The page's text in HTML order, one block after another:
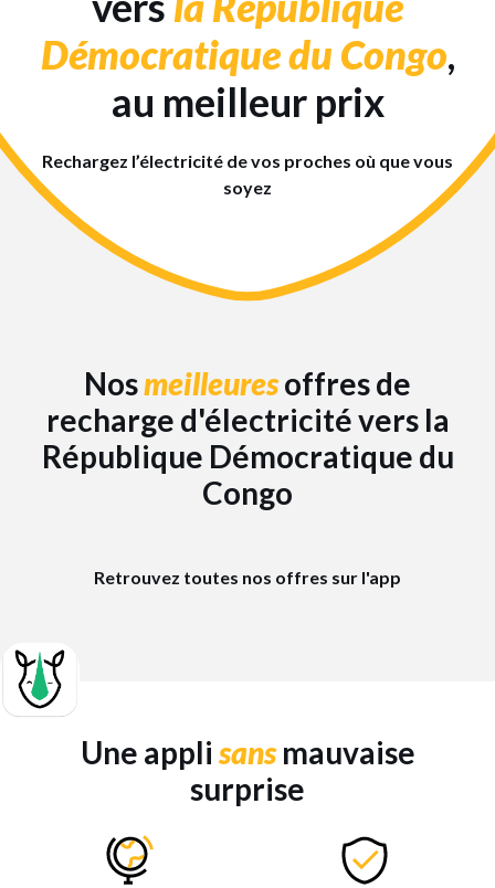
Démocratique du Congo,
au meilleur prix
Rechargez l’électricité de vos proches où que vous
soyez
Nosmeilleuresoffres de
recharge d'électricité vers la
République Démocratique du
Congo
Retrouvez toutes nos offres sur l'app
Une appli sansmauvaise
surprise